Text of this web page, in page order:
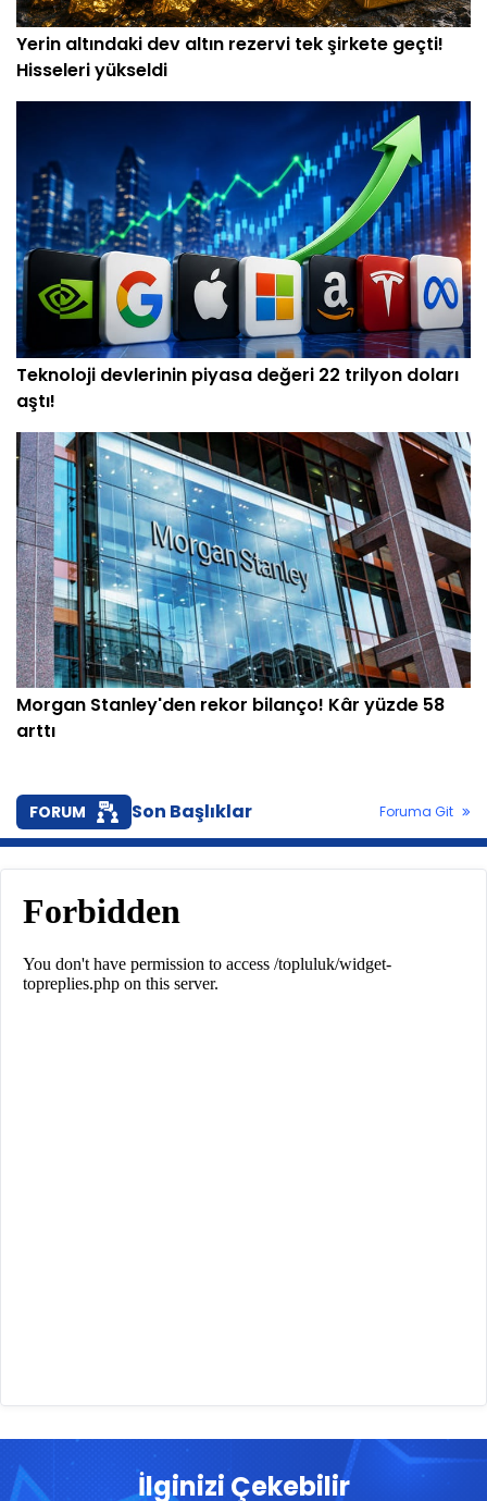
Yerin altındaki dev altın rezervi tek şirkete geçti!
Hisseleri yükseldi
Teknoloji devlerinin piyasa değeri 22 trilyon doları
aştı!
Morgan Stanley'den rekor bilanço! Kâr yüzde 58
arttı
FORUM Son Başlıklar Foruma Git
İlginizi Çekebilir